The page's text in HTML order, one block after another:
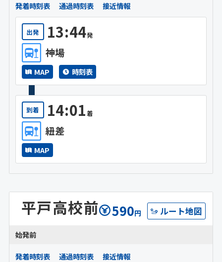
発着時刻表 通過時刻表 接近情報
出発 13:44発
神場
MAP 時刻表
到着 14:01着
紐差
MAP
平戸高校前 590円 ルート地図
始発前
発着時刻表 通過時刻表 接近情報